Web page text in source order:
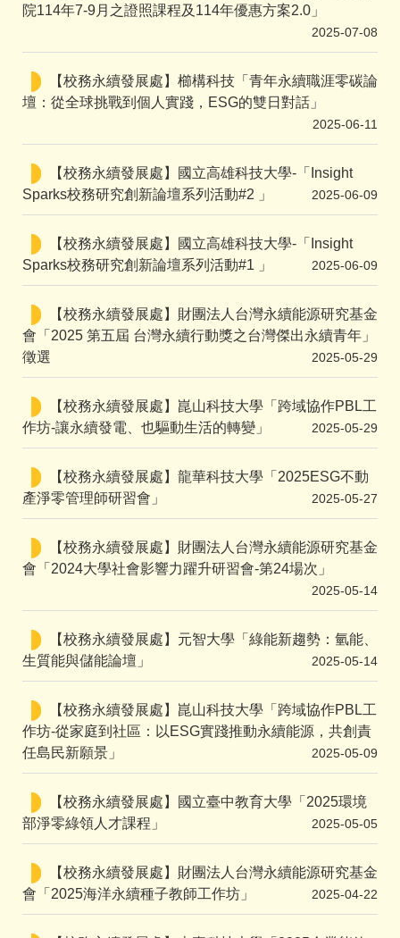
院114年7-9月之證照課程及114年優惠方案2.0」
2025-07-08
【校務永續發展處】櫛構科技「青年永續職涯零碳論
壇：從全球挑戰到個人實踐，ESG的雙日對話」
2025-06-11
【校務永續發展處】國立高雄科技大學-「Insight
Sparks校務研究創新論壇系列活動#2 」
2025-06-09
【校務永續發展處】國立高雄科技大學-「Insight
Sparks校務研究創新論壇系列活動#1 」
2025-06-09
【校務永續發展處】財團法人台灣永續能源研究基金
會「2025 第五屆 台灣永續行動獎之台灣傑出永續青年」
徵選
2025-05-29
【校務永續發展處】崑山科技大學「跨域協作PBL工
作坊-讓永續發電、也驅動生活的轉變」
2025-05-29
【校務永續發展處】龍華科技大學「2025ESG不動
產淨零管理師研習會」
2025-05-27
【校務永續發展處】財團法人台灣永續能源研究基金
會「2024大學社會影響力躍升研習會-第24場次」
2025-05-14
【校務永續發展處】元智大學「綠能新趨勢：氫能、
生質能與儲能論壇」
2025-05-14
【校務永續發展處】崑山科技大學「跨域協作PBL工
作坊-從家庭到社區：以ESG實踐推動永續能源，共創責
任島民新願景」
2025-05-09
【校務永續發展處】國立臺中教育大學「2025環境
部淨零綠領人才課程」
2025-05-05
【校務永續發展處】財團法人台灣永續能源研究基金
會「2025海洋永續種子教師工作坊」
2025-04-22